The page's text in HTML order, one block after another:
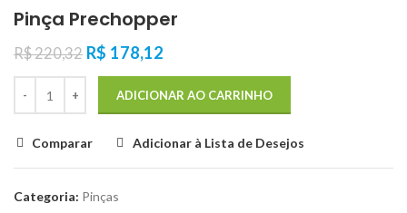
Pinça Prechopper
R$220,32 R$ 178,12
ADICIONAR AO CARRINHO
Comparar Adicionar à Lista de Desejos
Categoria: Pinças